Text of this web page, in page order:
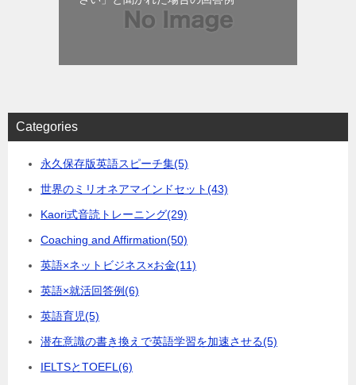
Categories
永久保存版英語スピーチ集(5)
世界のミリオネアマインドセット(43)
Kaori式音読トレーニング(29)
Coaching and Affirmation(50)
英語×ネットビジネス×お金(11)
英語×就活回答例(6)
英語育児(5)
潜在意識の書き換えで英語学習を加速させる(5)
IELTSとTOEFL (6)